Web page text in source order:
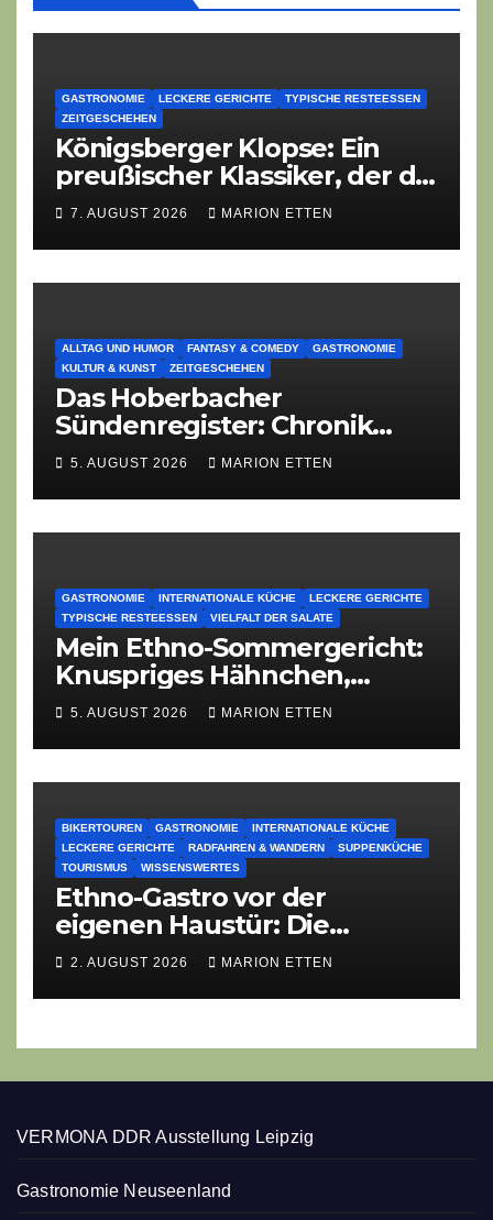
GASTRONOMIE LECKERE GERICHTE
TYPISCHE RESTEESSEN
ZEITGESCHEHEN
Königsberger Klopse: Ein
preußischer Klassiker, der die
Zeiten überdauert
7. AUGUST 2026 MARION ETTEN
ALLTAG UND HUMOR FANTASY & COMEDY
GASTRONOMIE
KULTUR & KUNST
ZEITGESCHEHEN
Das Hoberbacher
Sündenregister: Chronik
eines angekündigten
5. AUGUST 2026 MARION ETTEN
GASTRONOMIE INTERNATIONALE KÜCHE
LECKERE GERICHTE
TYPISCHE RESTEESSEN
VIELFALT DER SALATE
Mein Ethno-Sommergericht:
Knuspriges Hähnchen,
Lauch-Rührei, Salat
5. AUGUST 2026 MARION ETTEN
BIKERTOUREN GASTRONOMIE
INTERNATIONALE KÜCHE
LECKERE GERICHTE
RADFAHREN & WANDERN
SUPPENKÜCHE
TOURISMUS
WISSENSWERTES
Ethno-Gastro vor der
eigenen Haustür: Die
geheime kulinarische DNA
2. AUGUST 2026 MARION ETTEN
VERMONA DDR Ausstellung Leipzig
Gastronomie Neuseenland